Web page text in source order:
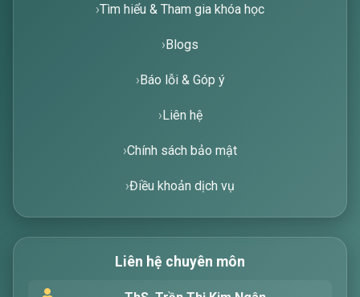
Tìm hiểu & Tham gia khóa học
Blogs
Báo lỗi & Góp ý
Liên hệ
Chính sách bảo mật
Điều khoản dịch vụ
Liên hệ chuyên môn